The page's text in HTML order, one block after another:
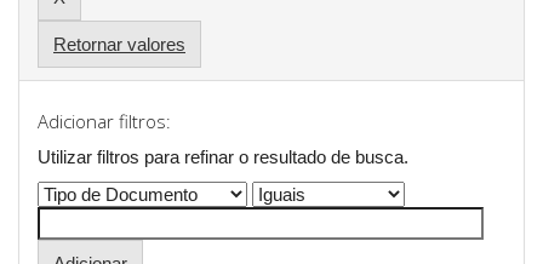
Retornar valores
Adicionar filtros:
Utilizar filtros para refinar o resultado de busca.